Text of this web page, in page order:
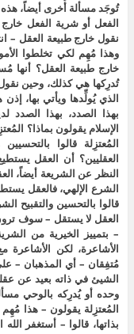
تُوجَد مسألة أُخرى أيضاً، هذه
الفعل أو شرية الفعل
نقول خارج طبيعة العقل –
وهذا مُهِم لكي تخلطوا
خارج طبيعة العقل؟ أنها
تُدرِكها هي كذلك، وحين
الذي يُولِّدها ويأتي بها،
بهذا الصدد، بهذا الصدد
الإسلام يقولون بماذا؟
المُعتزِلة قالوا
العقليين؟ أن العقل
النظر عن الشريعة أيضاً،
الشرع الإلهي، فالعقل
قالوا بالتحسين والتقبيح
العقل لا يستقل – سوف
– بتمييز الخيرية من
الأشاعرة، لكن الأشاعرة
مُتفِقان – أي المذهبان –
الشيئ في ذاته بعيد عن
وحده أو يُدرِكه بالوحي
المُعتزِلة يقولون – هذا
بذاتها، قالوا – أستغفر